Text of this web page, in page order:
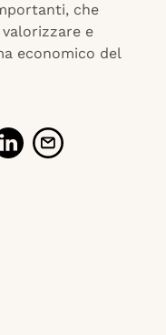
che
e
economico del